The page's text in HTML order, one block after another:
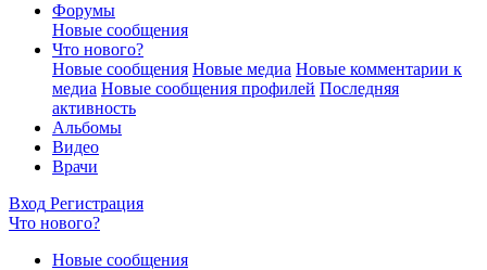
Форумы
Новые сообщения
Что нового?
Новые сообщения Новые медиа Новые комментарии к
медиа Новые сообщения профилей Последняя
активность
Альбомы
Видео
Врачи
Вход Регистрация
Что нового?
Новые сообщения